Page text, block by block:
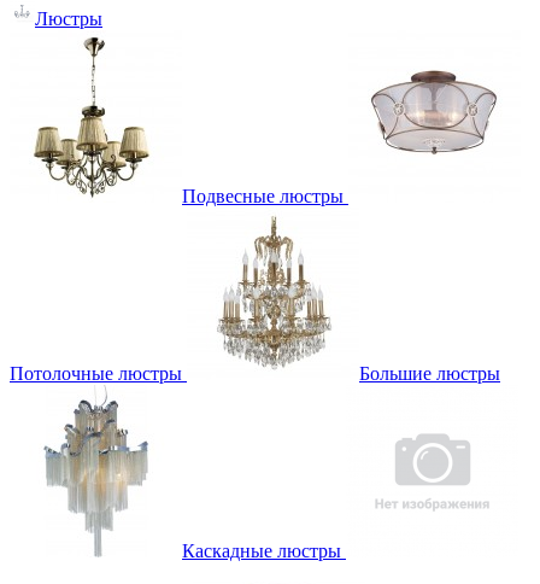
Люстры
Подвесные люстры
Потолочные люстры Большие люстры
Каскадные люстры